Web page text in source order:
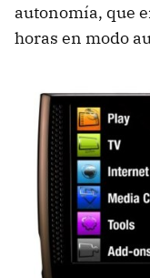
autonomía, que
horas en modo